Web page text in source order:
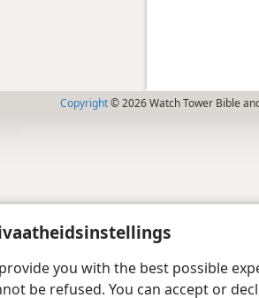
you with the best possible
be refused. You can accept or
Copyright© 2026 Watch Tower Bible